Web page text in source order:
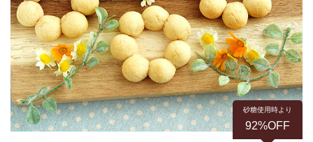
砂糖使用時より
92%OFF